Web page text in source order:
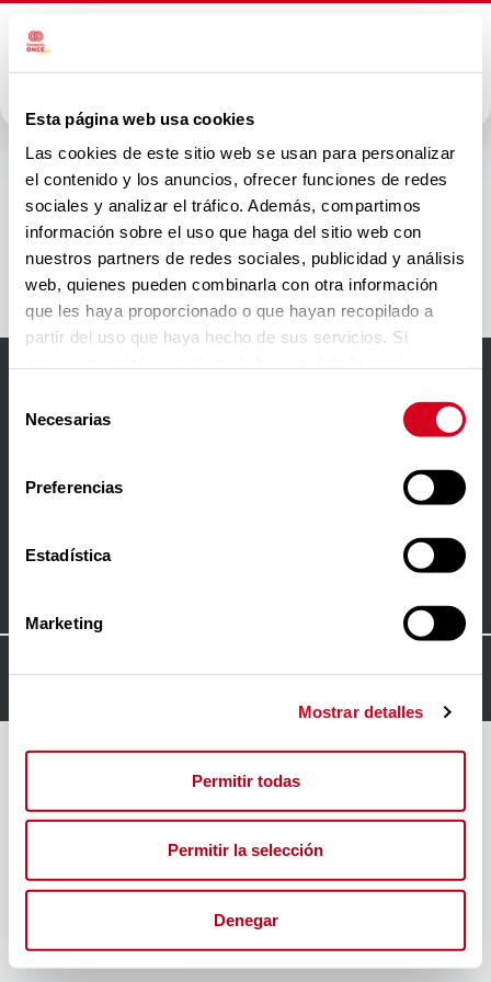
Esta página web usa cookies
Las cookies de este sitio web se usan para personalizar
el contenido y los anuncios, ofrecer funciones de redes
sociales y analizar el tráfico. Además, compartimos
información sobre el uso que haga del sitio web con
nuestros partners de redes sociales, publicidad y análisis
web, quienes pueden combinarla con otra información
que les haya proporcionado o que hayan recopilado a
partir del uso que haya hecho de sus servicios. Si
Necesarias
Preferencias
Estadística
Marketing
Mostrar detalles
Permitir todas
Permitir la selección
Denegar
Red Pacto
Mundial
España
Política de privacidad
Política de cookies
© 2024FORO INSERTA RESPONSABLE